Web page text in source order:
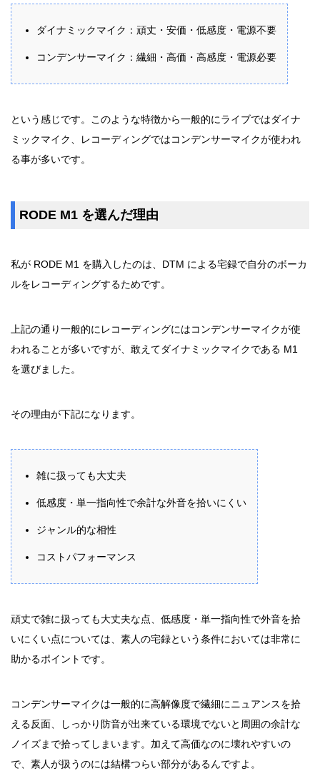
ダイナミックマイク：頑丈・安価・低感度・電源不要
コンデンサーマイク：繊細・高価・高感度・電源必要
という感じです。このような特徴から一般的にライブではダイナ
ミックマイク、レコーディングではコンデンサーマイクが使われ
る事が多いです。
RODE M1 を選んだ理由
私が RODE M1 を購入したのは、DTM による宅録で自分のボーカ
ルをレコーディングするためです。
上記の通り一般的にレコーディングにはコンデンサーマイクが使
われることが多いですが、敢えてダイナミックマイクである M1
を選びました。
その理由が下記になります。
雑に扱っても大丈夫
低感度・単一指向性で余計な外音を拾いにくい
ジャンル的な相性
コストパフォーマンス
頑丈で雑に扱っても大丈夫な点、低感度・単一指向性で外音を拾
いにくい点については、素人の宅録という条件においては非常に
助かるポイントです。
コンデンサーマイクは一般的に高解像度で繊細にニュアンスを拾
える反面、しっかり防音が出来ている環境でないと周囲の余計な
ノイズまで拾ってしまいます。加えて高価なのに壊れやすいの
で、素人が扱うのには結構つらい部分があるんですよ。